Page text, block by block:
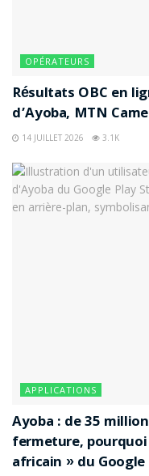
OPÉRATEURS
Résultats OBC en
d’Ayoba, MTN
14 JUILLET 2026 3.1K
APPLICATIONS
Ayoba : de 35
fermeture,
africain » du